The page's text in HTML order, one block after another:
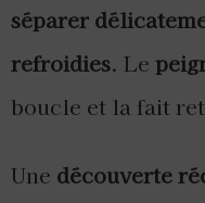
séparer
refroidies. Le
boucle et la fait
Une découverte